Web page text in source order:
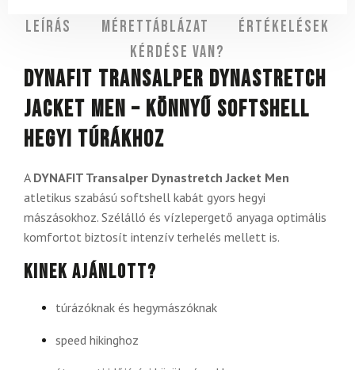
Leírás Mérettáblázat
Értékelések
Kérdése van?
DYNAFIT Transalper Dynastretch
Jacket Men – könnyű softshell
hegyi túrákhoz
A DYNAFIT Transalper Dynastretch Jacket Men
atletikus szabású softshell kabát gyors hegyi
mászásokhoz. Szélálló és vízlepergető anyaga optimális
komfortot biztosít intenzív terhelés mellett is.
Kinek ajánlott?
túrázóknak és hegymászóknak
speed hikinghoz